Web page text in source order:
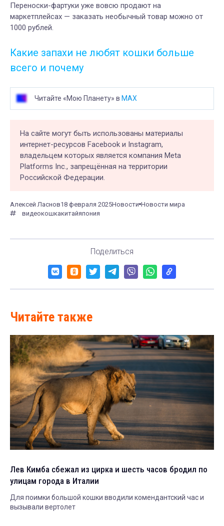
Переноски-фартуки уже вовсю продают на
маркетплейсах — заказать необычный товар можно от
1000 рублей.
Какие запахи не любят кошки больше
всего и почему
Читайте «Мою Планету» в MAX
На сайте могут быть использованы материалы
интернет-ресурсов Facebook и Instagram,
владельцем которых является компания Meta
Platforms Inc., запрещённая на территории
Российской Федерации.
Алексей Ласнов18 февраля 2025Новости Новости мира
видеокошкакитайяпония
Поделиться
Читайте также
Лев Кимба сбежал из цирка и шесть часов бродил по
улицам города в Италии
Для поимки большой кошки вводили комендантский час и
вызывали вертолет